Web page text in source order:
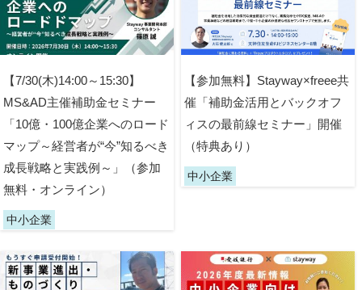
【7/30(木)14:00～15:30】
MS&AD主催補助金セミナー
「10億・100億企業へのロード
マップ～経営者が“今”知るべき
成長戦略と実践例～」（参加
無料・オンライン）
中小企業
【参加無料】Stayway×freee共
催「補助金活用とバックオフ
ィスの最前線セミナー」開催
（特典あり）
中小企業